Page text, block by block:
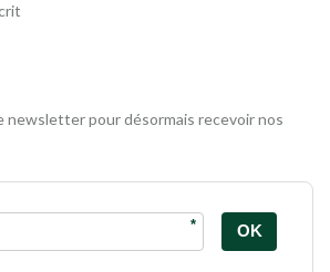
newsletter pour désormais recevoir nos
* OK